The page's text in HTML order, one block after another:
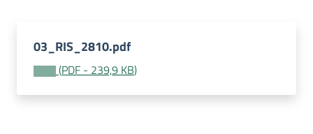
03_RIS_2810.pdf
(PDF - 239,9 KB)